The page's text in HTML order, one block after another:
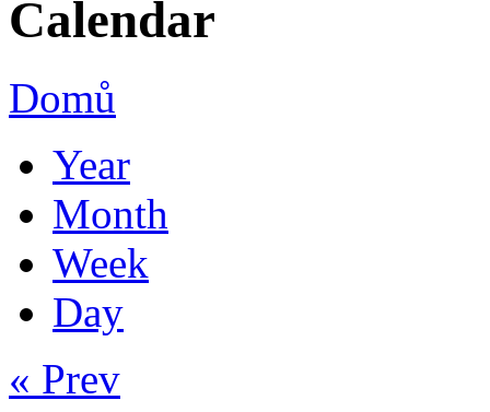
Calendar
Domů
Year
Month
Week
Day
« Prev